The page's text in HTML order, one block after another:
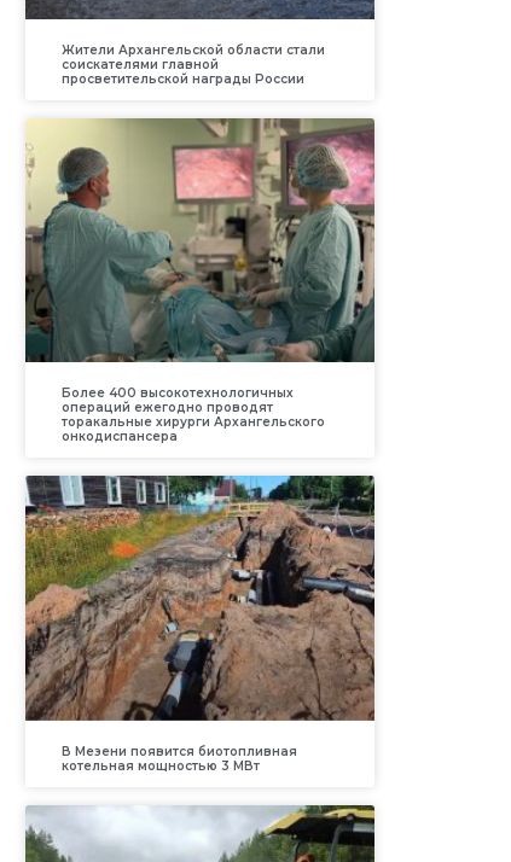
Жители Архангельской области стали
соискателями главной
просветительской награды России
Более 400 высокотехнологичных
операций ежегодно проводят
торакальные хирурги Архангельского
онкодиспансера
В Мезени появится биотопливная
котельная мощностью 3 МВт